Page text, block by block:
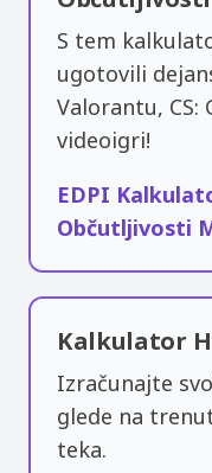
S tem
ugotovili
Valorantu,
videoigri!
EDPI
Občutljivosti
Kalkulator
Izračunajte
glede na
teka.